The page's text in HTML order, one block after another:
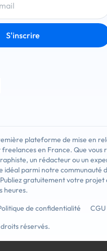
S'inscrire
plateforme de mise en
en France. Que vous
un rédacteur ou un
idéal parmi notre communauté
gratuitement votre projet
heures.
de confidentialité
CGU
réservés.